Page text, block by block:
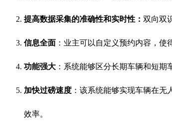
提高数据采集的准确性和实时性： 双向双
信息全面 ：业主可以自定义预约内容，
功能强大 ：系统能够区分长期车辆和短期
加快过磅速度 ：该系统能够实现车辆在
效率。